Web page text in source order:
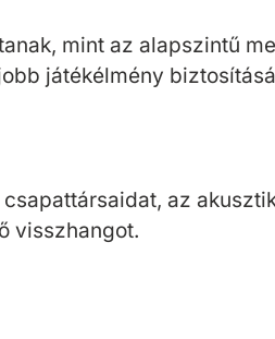
mint az alapszintű
játékélmény
az
visszhangot.